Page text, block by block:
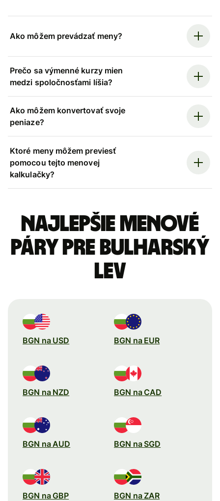
Ako môžem prevádzať meny?
Prečo sa výmenné kurzy mien
medzi spoločnosťami líšia?
Ako môžem konvertovať svoje
peniaze?
Ktoré meny môžem previesť
pomocou tejto menovej
kalkulačky?
Najlepšie menové
páry pre Bulharský
lev
BGN na USD BGN na EUR
BGN na NZD BGN na CAD
BGN na AUD BGN na SGD
BGN na GBP BGN na ZAR